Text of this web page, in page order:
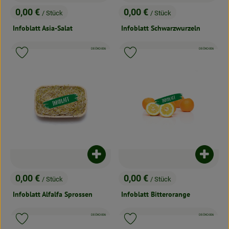
, Preis:
0,00 € / Stück
Infoblatt Asia-Salat
, Preis:
0,00 € / Stück
Infoblatt Schwarzwurzeln
, Preis:
0,00 € / Stück
Infoblatt Alfalfa Sprossen
Produkt zum Warenkorb hinzufügen
, Kontrollstelle:
DE-ÖKO-006
, Preis:
0,00 € / Stück
Infoblatt Bitterorange
, Kontrollstelle:
DE-ÖKO-006
, Kontrollstelle:
DE-ÖKO-006 , Kontrollstelle:
DE-ÖKO-006